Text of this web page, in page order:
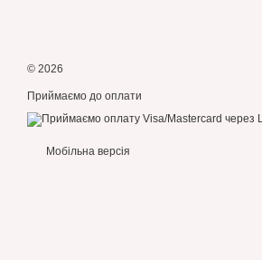
© 2026
Приймаємо до оплати
Мобільна версія